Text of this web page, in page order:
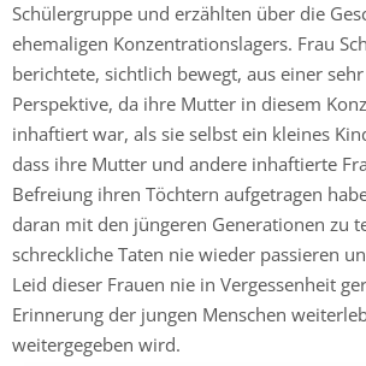
Schülergruppe und erzählten über die
ehemaligen Konzentrationslagers. Frau
berichtete, sichtlich bewegt, aus einer
Perspektive, da ihre Mutter in diesem
inhaftiert war, als sie selbst ein kleines
dass ihre Mutter und andere inhaftierte
Befreiung ihren Töchtern aufgetragen
daran mit den jüngeren Generationen zu
schreckliche Taten nie wieder passieren
Leid dieser Frauen nie in Vergessenheit
Erinnerung der jungen Menschen
weitergegeben wird.